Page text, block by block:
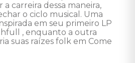
carreira dessa maneira,
o ciclo musical. Uma
em seu primeiro LP
, enquanto a outra
suas raízes folk em Come